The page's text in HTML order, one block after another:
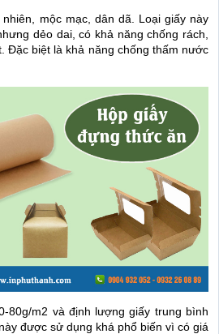
mộc mạc, dân dã. Loại giấy này
dẻo dai, có khả năng chống rách,
Đặc biệt là khả năng chống thấm nước
80g/m2 và định lượng giấy trung bình
được sử dụng khá phổ biến vì có giá